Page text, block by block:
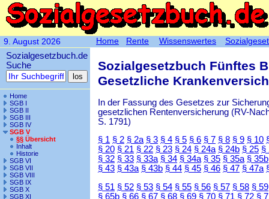
9. August 2026
Sozialgesetzbuch.de
Suche
Home
SGB I
SGB II
SGB III
SGB IV
SGB V
§§ Übersicht
Inhalt
Historie
SGB VI
SGB VII
SGB VIII
SGB IX
SGB X
SGB XI
Sozialgesetzbuch Fünftes
Gesetzliche
In der Fassung des Gesetzes zur
gesetzlichen Rentenversicherung (RV-
S. 1791)
§ 1 § 2 § 2a § 3 § 4 § 5 § 6 § 7 § 8 § 9 § 10
§ 20 § 21 § 22 § 23 § 24 § 24a § 24b § 25 §
§ 32 § 33 § 33a § 34 § 34a § 35 § 35a § 35b
§ 43 § 43a § 43b § 44 § 45 § 46 § 47 § 47a
§ 51 § 52 § 53 § 54 § 55 § 56 § 57 § 58 § 59
§ 65b § 66 § 67 § 68 § 69 § 70 § 71 § 72 §
Home Rente Wissenswertes